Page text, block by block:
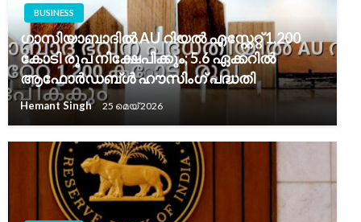
BUSINESS
ഗാസിയാബാദില്‍ AU റിയല്‍ എസ്റ്റേറ്റ് 1,200
കോടി രൂപ നിക്ഷേപിക്കും; 5.6 ഏക്കറില്‍
ആഫോര്‍ഡബ്ള്‍ ഹൗസിംഗ് പദ്ധതി
Hemant Singh 25 മെയ്‌ 2026